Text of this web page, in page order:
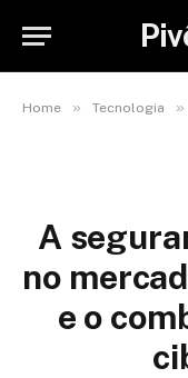
Home » Tecnologia »
A
no
e o